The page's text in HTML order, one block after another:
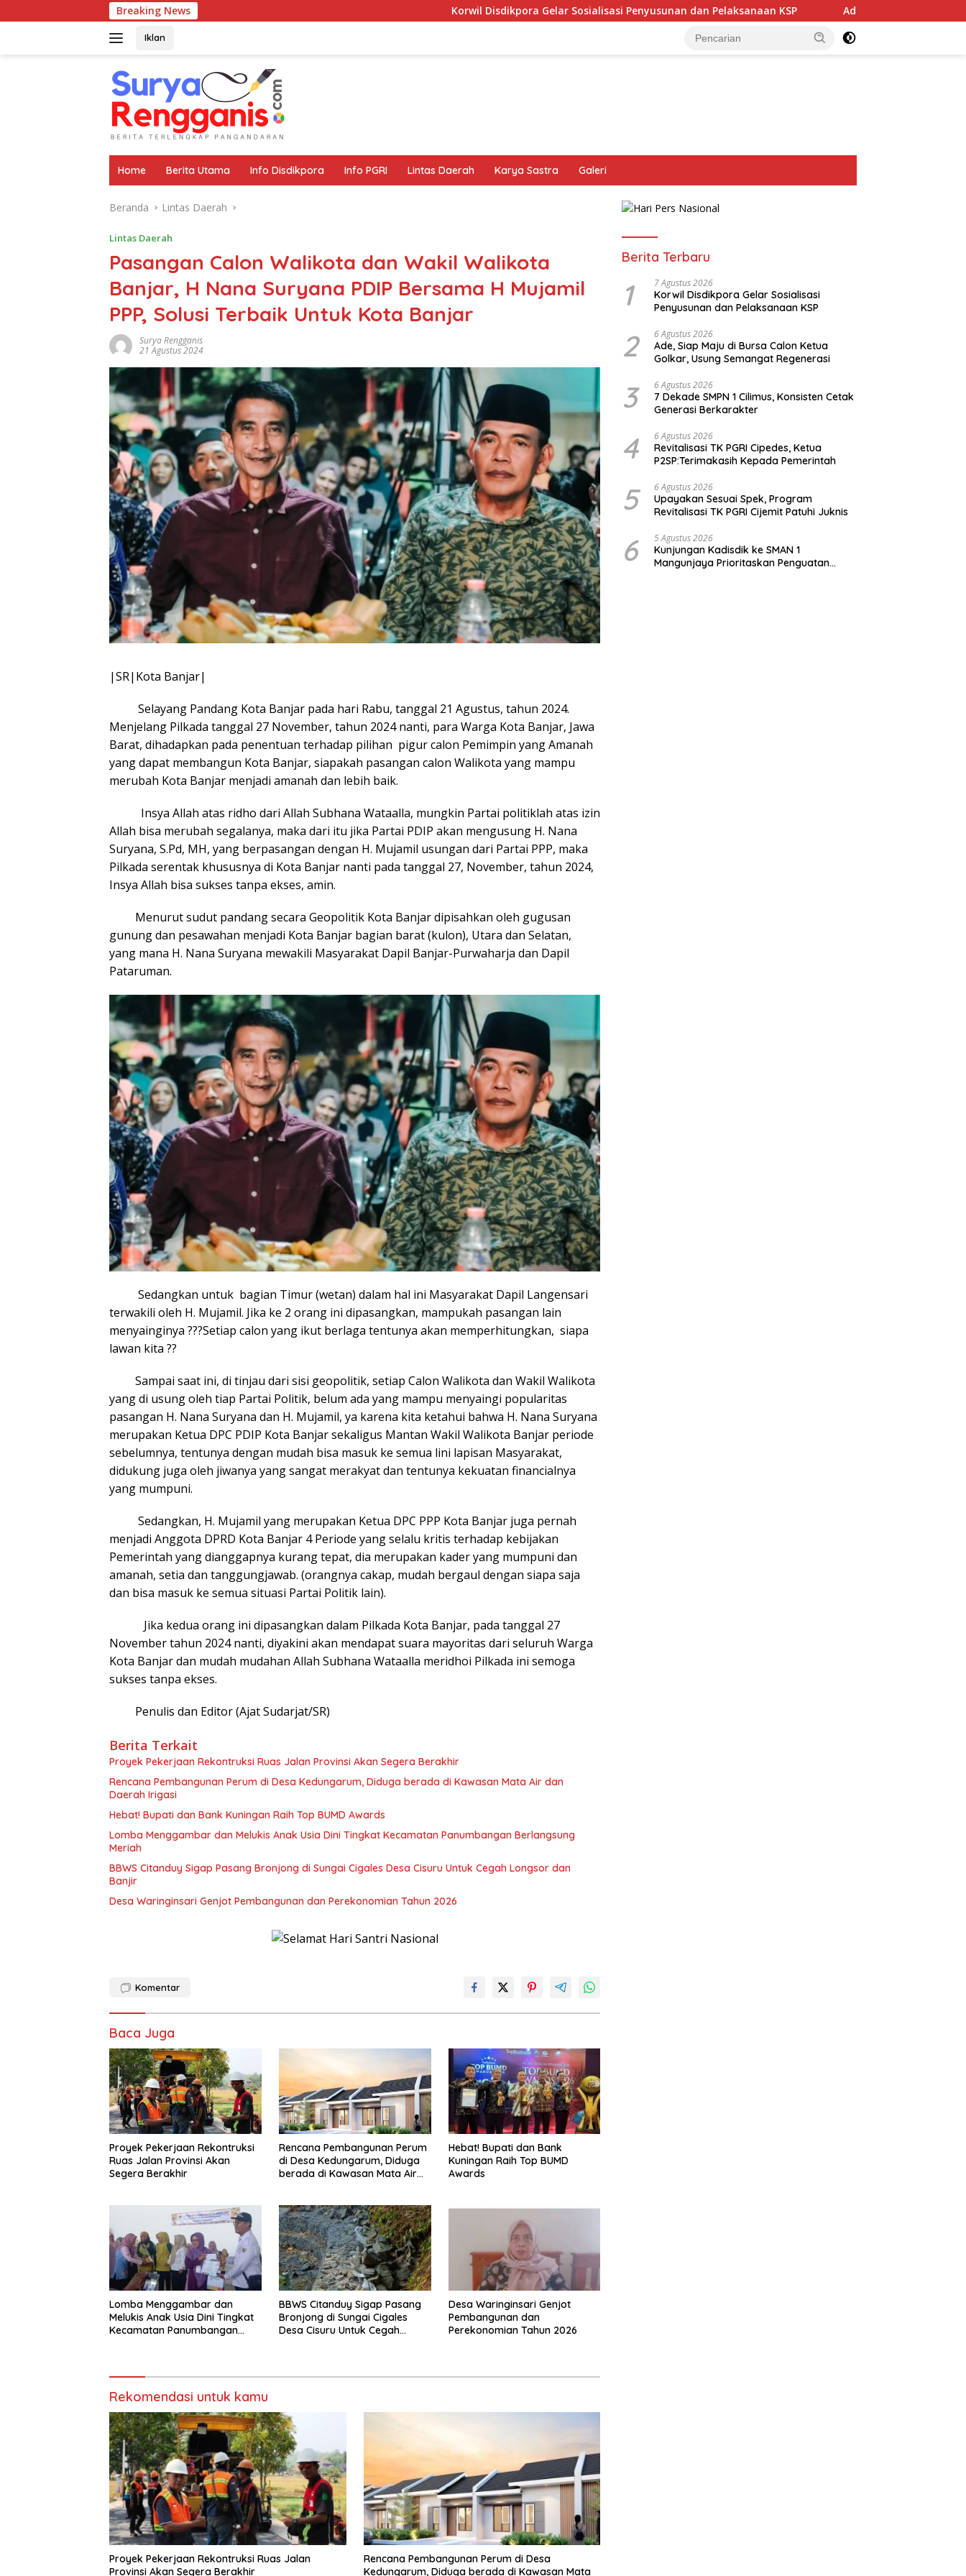
ke
Breaking News Korwil Disdikpora Gelar Sosialisasi Penyusunan dan Pelaksanaan KSP Ade, Siap Maju di Bursa Calon Ketua
Iklan
Home Berita Utama Info Disdikpora Info PGRI Lintas Daerah Karya Sastra Galeri
Beranda Lintas Daerah
Lintas Daerah
Pasangan Calon Walikota dan Wakil Walikota
Banjar, H Nana Suryana PDIP Bersama H Mujamil
PPP, Solusi Terbaik Untuk Kota Banjar
Surya Rengganis
21 Agustus 2024
|SR|Kota Banjar|
Selayang Pandang Kota Banjar pada hari Rabu, tanggal 21 Agustus, tahun 2024.
Menjelang Pilkada tanggal 27 November, tahun 2024 nanti, para Warga Kota Banjar, Jawa
Barat, dihadapkan pada penentuan terhadap pilihan pigur calon Pemimpin yang Amanah
yang dapat membangun Kota Banjar, siapakah pasangan calon Walikota yang mampu
merubah Kota Banjar menjadi amanah dan lebih baik.
Insya Allah atas ridho dari Allah Subhana Wataalla, mungkin Partai politiklah atas izin
Allah bisa merubah segalanya, maka dari itu jika Partai PDIP akan mengusung H. Nana
Suryana, S.Pd, MH, yang berpasangan dengan H. Mujamil usungan dari Partai PPP, maka
Pilkada serentak khususnya di Kota Banjar nanti pada tanggal 27, November, tahun 2024,
Insya Allah bisa sukses tanpa ekses, amin.
Menurut sudut pandang secara Geopolitik Kota Banjar dipisahkan oleh gugusan
gunung dan pesawahan menjadi Kota Banjar bagian barat (kulon), Utara dan Selatan,
yang mana H. Nana Suryana mewakili Masyarakat Dapil Banjar-Purwaharja dan Dapil
Pataruman.
Sedangkan untuk bagian Timur (wetan) dalam hal ini Masyarakat Dapil Langensari
terwakili oleh H. Mujamil. Jika ke 2 orang ini dipasangkan, mampukah pasangan lain
menyainginya ???Setiap calon yang ikut berlaga tentunya akan memperhitungkan, siapa
lawan kita ??
Sampai saat ini, di tinjau dari sisi geopolitik, setiap Calon Walikota dan Wakil Walikota
yang di usung oleh tiap Partai Politik, belum ada yang mampu menyaingi popularitas
pasangan H. Nana Suryana dan H. Mujamil, ya karena kita ketahui bahwa H. Nana Suryana
merupakan Ketua DPC PDIP Kota Banjar sekaligus Mantan Wakil Walikota Banjar periode
sebelumnya, tentunya dengan mudah bisa masuk ke semua lini lapisan Masyarakat,
didukung juga oleh jiwanya yang sangat merakyat dan tentunya kekuatan financialnya
yang mumpuni.
Sedangkan, H. Mujamil yang merupakan Ketua DPC PPP Kota Banjar juga pernah
menjadi Anggota DPRD Kota Banjar 4 Periode yang selalu kritis terhadap kebijakan
Pemerintah yang dianggapnya kurang tepat, dia merupakan kader yang mumpuni dan
amanah, setia dan tanggungjawab. (orangnya cakap, mudah bergaul dengan siapa saja
dan bisa masuk ke semua situasi Partai Politik lain).
Jika kedua orang ini dipasangkan dalam Pilkada Kota Banjar, pada tanggal 27
November tahun 2024 nanti, diyakini akan mendapat suara mayoritas dari seluruh Warga
Kota Banjar dan mudah mudahan Allah Subhana Wataalla meridhoi Pilkada ini semoga
sukses tanpa ekses.
Penulis dan Editor (Ajat Sudarjat/SR)
Berita Terkait
Proyek Pekerjaan Rekontruksi Ruas Jalan Provinsi Akan Segera Berakhir
Rencana Pembangunan Perum di Desa Kedungarum, Diduga berada di Kawasan Mata Air dan
Daerah Irigasi
Hebat! Bupati dan Bank Kuningan Raih Top BUMD Awards
Lomba Menggambar dan Melukis Anak Usia Dini Tingkat Kecamatan Panumbangan Berlangsung
BBWS Citanduy Sigap Pasang Bronjong di Sungai Cigales Desa Cisuru Untuk Cegah Longsor dan
Banjir
Desa Waringinsari Genjot Pembangunan dan Perekonomian Tahun 2026
Komentar
Baca Juga
Proyek Pekerjaan Rekontruksi
Ruas Jalan Provinsi Akan
Segera Berakhir
Rencana Pembangunan Perum
di Desa Kedungarum, Diduga
berada di Kawasan Mata Air
Hebat! Bupati dan Bank
Kuningan Raih Top BUMD
Awards
Lomba Menggambar dan
Melukis Anak Usia Dini Tingkat
Kecamatan Panumbangan
BBWS Citanduy Sigap Pasang
Bronjong di Sungai Cigales
Desa Cisuru Untuk Cegah
Desa Waringinsari Genjot
Pembangunan dan
Perekonomian Tahun 2026
Rekomendasi untuk kamu
Proyek Pekerjaan Rekontruksi Ruas Jalan
Provinsi Akan Segera Berakhir
Rencana Pembangunan Perum di Desa
Kedungarum, Diduga berada di Kawasan Mata
Berita Terbaru
1 7 Agustus 2026
Korwil Disdikpora Gelar Sosialisasi
Penyusunan dan Pelaksanaan KSP
2 6 Agustus 2026
Ade, Siap Maju di Bursa Calon Ketua
Golkar, Usung Semangat Regenerasi
3 6 Agustus 2026
7 Dekade SMPN 1 Cilimus, Konsisten Cetak
Generasi Berkarakter
4 6 Agustus 2026
Revitalisasi TK PGRI Cipedes, Ketua
P2SP:Terimakasih Kepada Pemerintah
5 6 Agustus 2026
Upayakan Sesuai Spek, Program
Revitalisasi TK PGRI Cijemit Patuhi Juknis
6 5 Agustus 2026
Kunjungan Kadisdik ke SMAN 1
Mangunjaya Prioritaskan Penguatan